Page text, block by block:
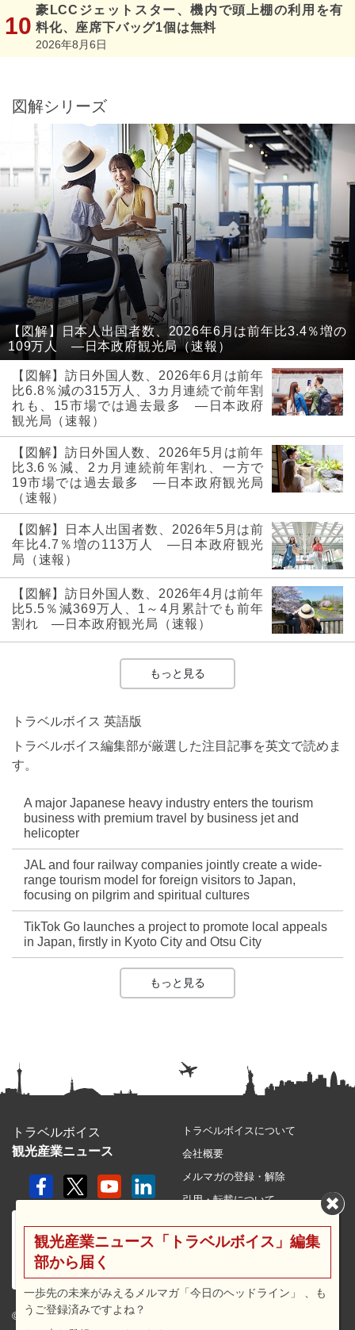
豪LCCジェットスター、機内で頭上棚の利用を有
料化、座席下バッグ1個は無料
2026年8月6日
図解シリーズ
【図解】日本人出国者数、2026年6月は前年比3.4％増の
109万人 ―日本政府観光局（速報）
【図解】訪日外国人数、2026年6月は前年
比6.8％減の315万人、3カ月連続で前年割
れも、15市場では過去最多 ―日本政府
観光局（速報）
【図解】訪日外国人数、2026年5月は前年
比3.6％減、2カ月連続前年割れ、一方で
19市場では過去最多 ―日本政府観光局
（速報）
【図解】日本人出国者数、2026年5月は前
年比4.7％増の113万人 ―日本政府観光
局（速報）
【図解】訪日外国人数、2026年4月は前年
比5.5％減369万人、1～4月累計でも前年
割れ ―日本政府観光局（速報）
もっと見る
トラベルボイス 英語版
トラベルボイス編集部が厳選した注目記事を英文で読めま
す。
A major Japanese heavy industry enters the tourism
business with premium travel by business jet and
helicopter
JAL and four railway companies jointly create a wide-
range tourism model for foreign visitors to Japan,
focusing on pilgrim and spiritual cultures
TikTok Go launches a project to promote local appeals
in Japan, firstly in Kyoto City and Otsu City
もっと見る
トラベルボイス
観光産業ニュース
© 2026 travel voice.
トラベルボイスについて
会社概要
メルマガの登録・解除
引用・転載について
利用規約
広告メニュー・料金
観光産業ニュース「トラベルボイス」編集
部から届く
一歩先の未来がみえるメルマガ「今日のヘッドライン」 、も
うご登録済みですよね？